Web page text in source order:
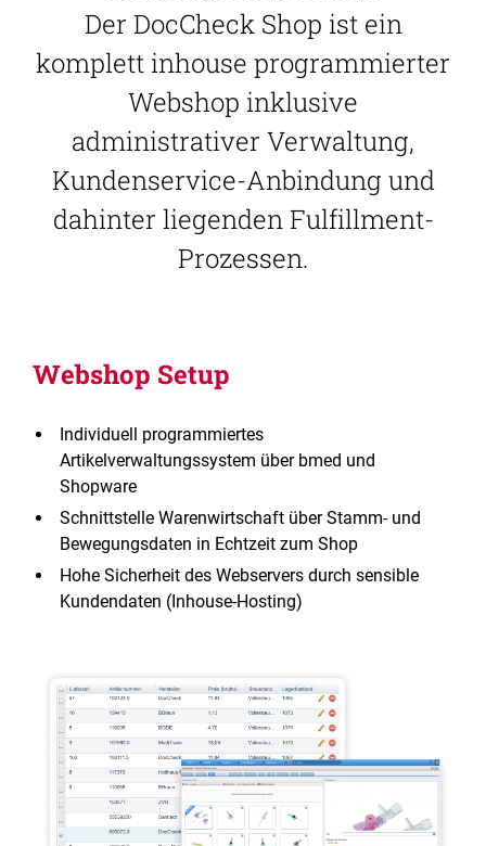
Der DocCheck Shop ist ein
komplett inhouse programmierter
Webshop inklusive
administrativer Verwaltung,
Kundenservice-Anbindung und
dahinter liegenden Fulfillment-
Prozessen.
Webshop Setup
Individuell programmiertes
Artikelverwaltungssystem über bmed und
Shopware
Schnittstelle Warenwirtschaft über Stamm- und
Bewegungsdaten in Echtzeit zum Shop
Hohe Sicherheit des Webservers durch sensible
Kundendaten (Inhouse-Hosting)